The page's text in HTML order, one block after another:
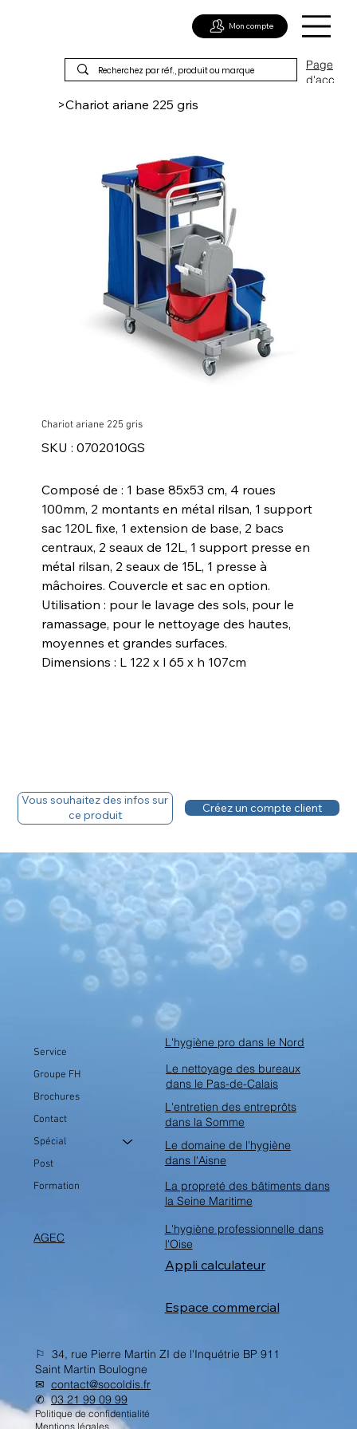
Page
d'acc
Mon compte
>Chariot ariane 225 gris
Chariot ariane 225 gris
SKU :
SKU
0702010GS
0702010GS
Composé de : 1 base 85x53 cm, 4 roues
100mm, 2 montants en métal rilsan, 1 support
sac 120L fixe, 1 extension de base, 2 bacs
centraux, 2 seaux de 12L, 1 support presse en
métal rilsan, 2 seaux de 15L, 1 presse à
mâchoires. Couvercle et sac en option.
Utilisation : pour le lavage des sols, pour le
ramassage, pour le nettoyage des hautes,
moyennes et grandes surfaces.
Dimensions : L 122 x l 65 x h 107cm
Vous souhaitez des infos sur
ce produit
Créez un compte client
Service
Groupe FH
Brochures
Contact
Spécial
Post
Formation
AGEC
L'hygiène pro dans le Nord
Le nettoyage des bureaux
dans le Pas-de-Calais
L'entretien des entreprôts
dans la Somme
Le domaine de l'hygiène
dans l'Aisne
La propreté des bâtiments dans
la Seine Maritime
L'hygiène professionnelle dans
l'Oise
Espace commercial
Appli calculateur
⚐ 34, rue Pierre Martin ZI de l'Inquétrie BP 911
Saint Martin Boulogne
✉︎ contact@socoldis.fr
✆03 21 99 09 99
Politique de confidentialité
Mentions légales